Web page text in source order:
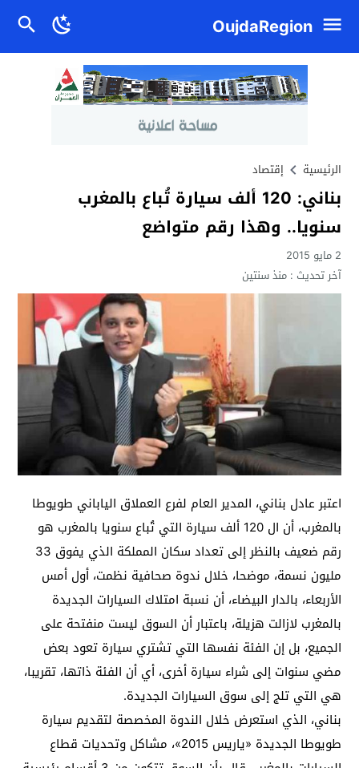
OujdaRegion
الرئيسية إقتصاد
بناني: 120 ألف سيارة تُباع بالمغرب
سنويا.. وهذا رقم متواضع
2 مايو 2015
آخر تحديث :منذ سنتين
اعتبر عادل بناني، المدير العام لفرع العملاق الياباني طويوطا
بالمغرب، أن ال 120 ألف سيارة التي تُباع سنويا بالمغرب هو
رقم ضعيف بالنظر إلى تعداد سكان المملكة الذي يفوق 33
مليون نسمة، موضحا، خلال ندوة صحافية نظمت، أول أمس
الأربعاء، بالدار البيضاء، أن نسبة امتلاك السيارات الجديدة
بالمغرب لازالت هزيلة، باعتبار أن السوق ليست منفتحة على
الجميع، بل إن الفئة نفسها التي تشتري سيارة تعود بعض
مضي سنوات إلى شراء سيارة أخرى، أي أن الفئة ذاتها، تقريبا،
هي التي تلج إلى سوق السيارات الجديدة.
بناني، الذي استعرض خلال الندوة المخصصة لتقديم سيارة
طويوطا الجديدة «ياريس 2015»، مشاكل وتحديات قطاع